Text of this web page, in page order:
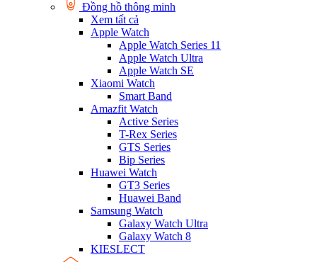
Đồng hồ thông minh
Xem tất cả
Apple Watch
Apple Watch Series 11
Apple Watch Ultra
Apple Watch SE
Xiaomi Watch
Smart Band
Amazfit Watch
Active Series
T-Rex Series
GTS Series
Bip Series
Huawei Watch
GT3 Series
Huawei Band
Samsung Watch
Galaxy Watch Ultra
Galaxy Watch 8
KIESLECT